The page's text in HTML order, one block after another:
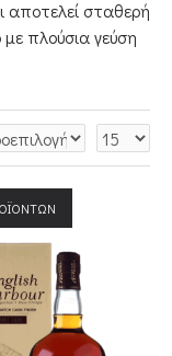
αποτελεί σταθερή
πλούσια γεύση